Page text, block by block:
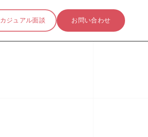
カジュアル面談 お問い合わせ